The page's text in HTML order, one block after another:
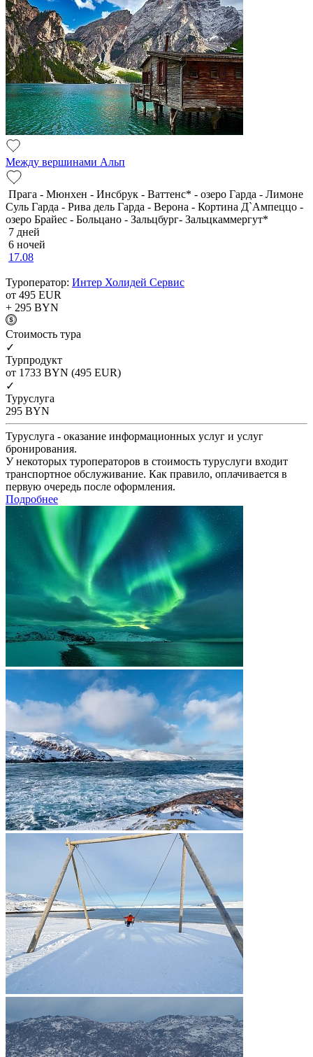
Между вершинами Альп
Прага - Мюнхен - Инсбрук - Ваттенс* - озеро Гарда - Лимоне
Суль Гарда - Рива дель Гарда - Верона - Кортина Д`Ампеццо -
озеро Брайес - Больцано - Зальцбург- Зальцкаммергут*
7 дней
6 ночей
17.08
Туроператор: Интер Холидей Сервис
от 495 EUR
+ 295 BYN
Cтоимость тура
✓
Турпродукт
от 1733 BYN (495 EUR)
✓
Туруслуга
295 BYN
Туруслуга - оказание информационных услуг и услуг
бронирования.
У некоторых туроператоров в стоимость туруслуги входит
транспортное обслуживание. Как правило, оплачивается в
первую очередь после оформления.
Подробнее